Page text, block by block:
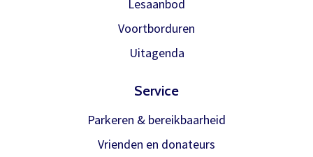
Lesaanbod
Voortborduren
Uitagenda
Service
Parkeren & bereikbaarheid
Vrienden en donateurs